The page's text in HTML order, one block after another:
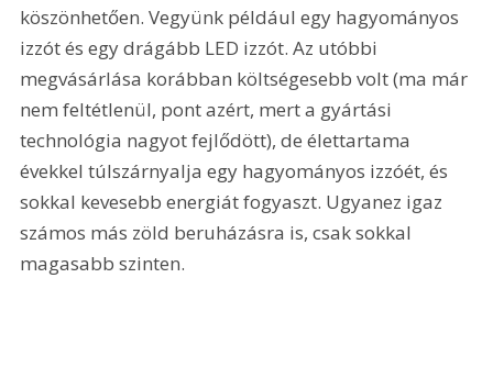
köszönhetően. Vegyünk például egy hagyományos
izzót és egy drágább LED izzót. Az utóbbi
megvásárlása korábban költségesebb volt (ma már
nem feltétlenül, pont azért, mert a gyártási
technológia nagyot fejlődött), de élettartama
évekkel túlszárnyalja egy hagyományos izzóét, és
sokkal kevesebb energiát fogyaszt. Ugyanez igaz
számos más zöld beruházásra is, csak sokkal
magasabb szinten.